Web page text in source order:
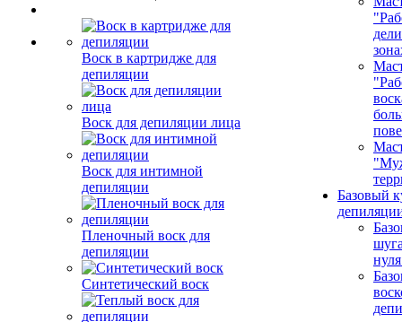
Воск в картридже для
депиляции
Воск для депиляции лица
Воск для интимной
депиляции
Пленочный воск для
депиляции
Синтетический воск
Базовый